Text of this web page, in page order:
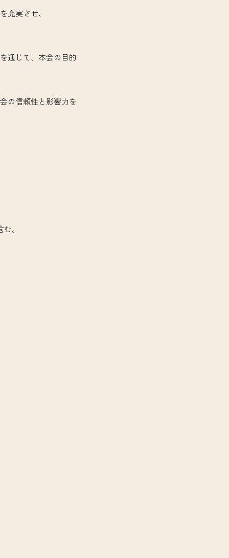
実させ、
通じて、本会の目的
の信頼性と影響力を
。